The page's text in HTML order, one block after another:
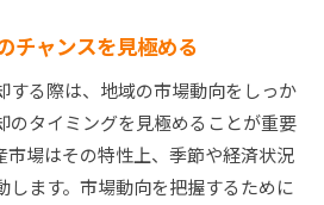
チャンスを見極める
する際は、地域の市場動向をしっか
のタイミングを見極めることが重要
市場はその特性上、季節や経済状況
します。市場動向を把握するために